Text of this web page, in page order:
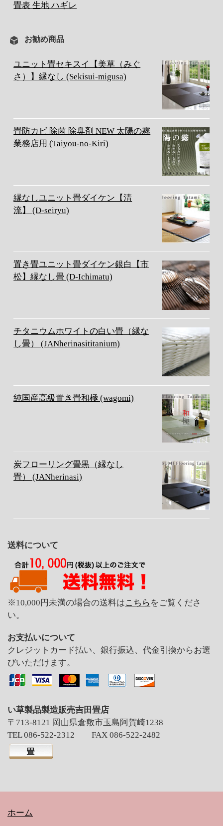
畳表 生地 ハギレ
お勧め商品
ユニット畳セキスイ【美草（みぐ
さ）】縁なし (Sekisui-migusa)
畳防カビ 除菌 除臭剤 NEW 太陽の霧
業務店用 (Taiyou-no-Kiri)
縁なしユニット畳ダイケン【清
流】 (D-seiryu)
置き畳ユニット畳ダイケン銀白【市
松】縁なし畳 (D-Ichimatu)
チタニウムホワイトの白い畳（縁な
し畳） (JANherinasititanium)
純国産高級置き畳和極 (wagomi)
炭フローリング畳黒（縁なし
畳） (JANherinasi)
送料について
※10,000円未満の場合の送料はこちら をご覧くださ
い。
お支払いについて
クレジットカード払い、銀行振込、代金引換からお選
びいただけます。
い草製品製造販売吉田畳店
〒713-8121 岡山県倉敷市玉島阿賀崎1238
TEL 086-522-2312 FAX 086-522-2482
ホーム